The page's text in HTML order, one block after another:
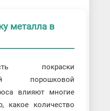
металла в
покраски
порошковой
влияют многие
какое количество